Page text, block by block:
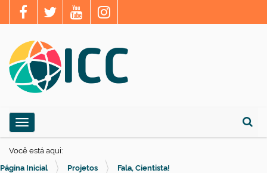
Busca
e
Toggle navigation
Você está aqui:
Página Inicial
Projetos
Fala, Cientista!